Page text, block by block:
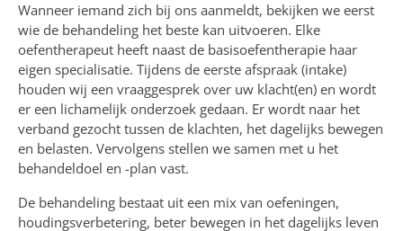
Wanneer iemand zich bij ons aanmeldt, bekijken we eerst
wie de behandeling het beste kan uitvoeren. Elke
oefentherapeut heeft naast de basisoefentherapie haar
eigen specialisatie. Tijdens de eerste afspraak (intake)
houden wij een vraaggesprek over uw klacht(en) en wordt
er een lichamelijk onderzoek gedaan. Er wordt naar het
verband gezocht tussen de klachten, het dagelijks bewegen
en belasten. Vervolgens stellen we samen met u het
behandeldoel en -plan vast.
De behandeling bestaat uit een mix van oefeningen,
houdingsverbetering, beter bewegen in het dagelijks leven